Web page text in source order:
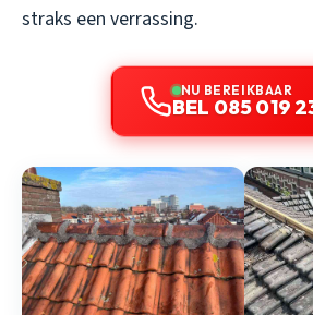
straks een verrassing.
NU BEREIKBAAR
BEL 085 019